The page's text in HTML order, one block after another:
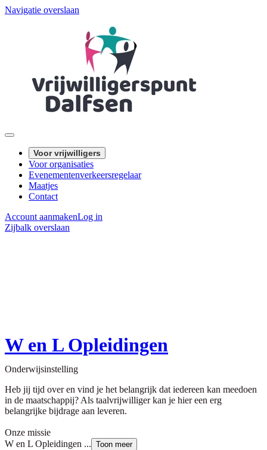
Navigatie overslaan
Voor vrijwilligers
Voor organisaties
Evenementenverkeersregelaar
Maatjes
Contact
Account aanmakenLog in
Zijbalk overslaan
W en L Opleidingen
Onderwijsinstelling
Heb jij tijd over en vind je het belangrijk dat iedereen kan meedoen
in de maatschappij? Als taalvrijwilliger kan je hier een erg
belangrijke bijdrage aan leveren.
Onze missie
W en L Opleidingen ... Toon meer